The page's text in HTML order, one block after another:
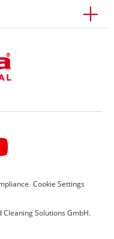
Solutions GmbH.
Cookie Settings